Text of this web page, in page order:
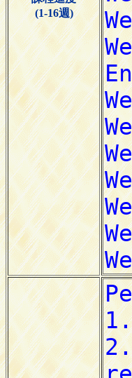
(1-16週)